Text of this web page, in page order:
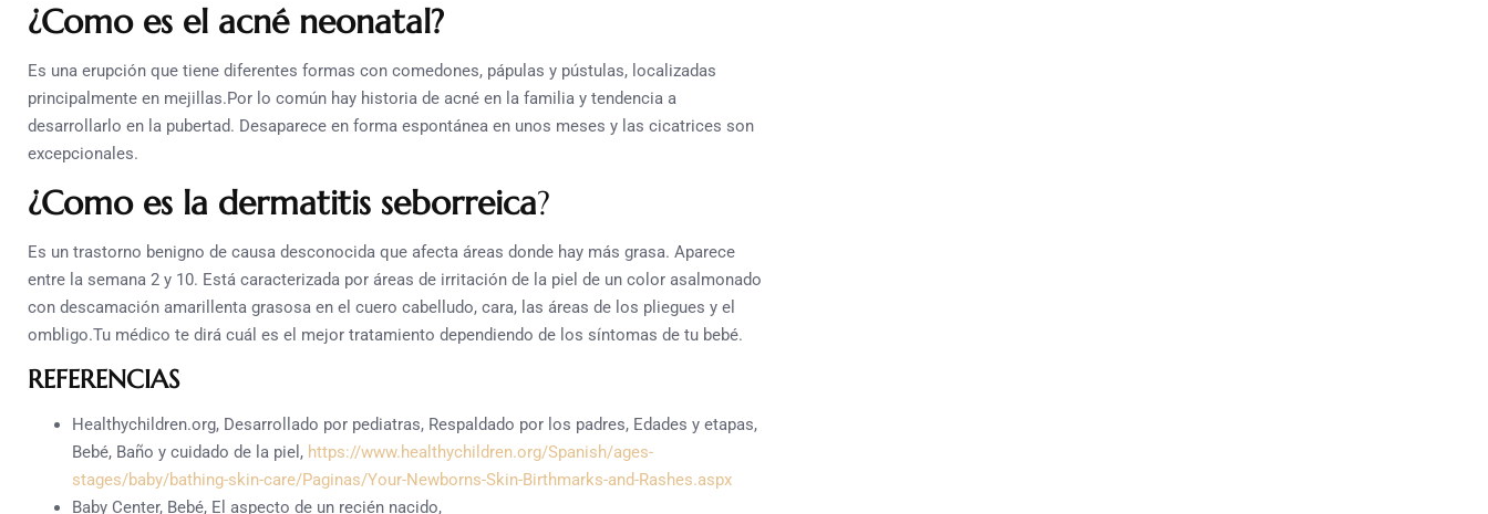
¿Como es el acné neonatal?
Es una erupción que tiene diferentes formas con comedones, pápulas y pústulas, localizadas
principalmente en mejillas.Por lo común hay historia de acné en la familia y tendencia a
desarrollarlo en la pubertad. Desaparece en forma espontánea en unos meses y las cicatrices son
excepcionales.
¿Como es la dermatitis seborreica?
Es un trastorno benigno de causa desconocida que afecta áreas donde hay más grasa. Aparece
entre la semana 2 y 10. Está caracterizada por áreas de irritación de la piel de un color asalmonado
con descamación amarillenta grasosa en el cuero cabelludo, cara, las áreas de los pliegues y el
ombligo.Tu médico te dirá cuál es el mejor tratamiento dependiendo de los síntomas de tu bebé.
REFERENCIAS
Healthychildren.org, Desarrollado por pediatras, Respaldado por los padres, Edades y etapas,
Bebé, Baño y cuidado de la piel, https://www.healthychildren.org/Spanish/ages-
stages/baby/bathing-skin-care/Paginas/Your-Newborns-Skin-Birthmarks-and-Rashes.aspx
Baby Center, Bebé, El aspecto de un recién nacido,